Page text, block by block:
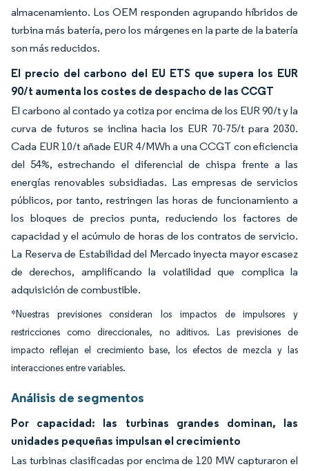
almacenamiento. Los OEM responden agrupando híbridos de
turbina más batería, pero los márgenes en la parte de la batería
son más reducidos.
El precio del carbono del EU ETS que supera los EUR
90/t aumenta los costes de despacho de las CCGT
El carbono al contado ya cotiza por encima de los EUR 90/t y la
curva de futuros se inclina hacia los EUR 70-75/t para 2030.
Cada EUR 10/t añade EUR 4/MWh a una CCGT con eficiencia
del 54%, estrechando el diferencial de chispa frente a las
energías renovables subsidiadas. Las empresas de servicios
públicos, por tanto, restringen las horas de funcionamiento a
los bloques de precios punta, reduciendo los factores de
capacidad y el acúmulo de horas de los contratos de servicio.
La Reserva de Estabilidad del Mercado inyecta mayor escasez
de derechos, amplificando la volatilidad que complica la
adquisición de combustible.
*Nuestras previsiones consideran los impactos de impulsores y
restricciones como direccionales, no aditivos. Las previsiones de
impacto reflejan el crecimiento base, los efectos de mezcla y las
interacciones entre variables.
Análisis de segmentos
Por capacidad: las turbinas grandes dominan, las
unidades pequeñas impulsan el crecimiento
Las turbinas clasificadas por encima de 120 MW capturaron el